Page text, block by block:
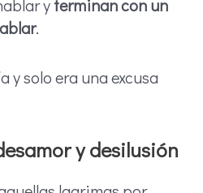
yterminan con un
.
y solo era una excusa
y desilusión